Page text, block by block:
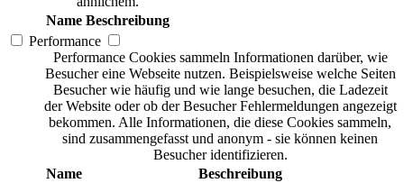
Name Beschreibung
Performance
Performance Cookies sammeln Informationen darüber, wie
Besucher eine Webseite nutzen. Beispielsweise welche Seiten
Besucher wie häufig und wie lange besuchen, die Ladezeit
der Website oder ob der Besucher Fehlermeldungen angezeigt
bekommen. Alle Informationen, die diese Cookies sammeln,
sind zusammengefasst und anonym - sie können keinen
Besucher identifizieren.
Name
Beschreibung